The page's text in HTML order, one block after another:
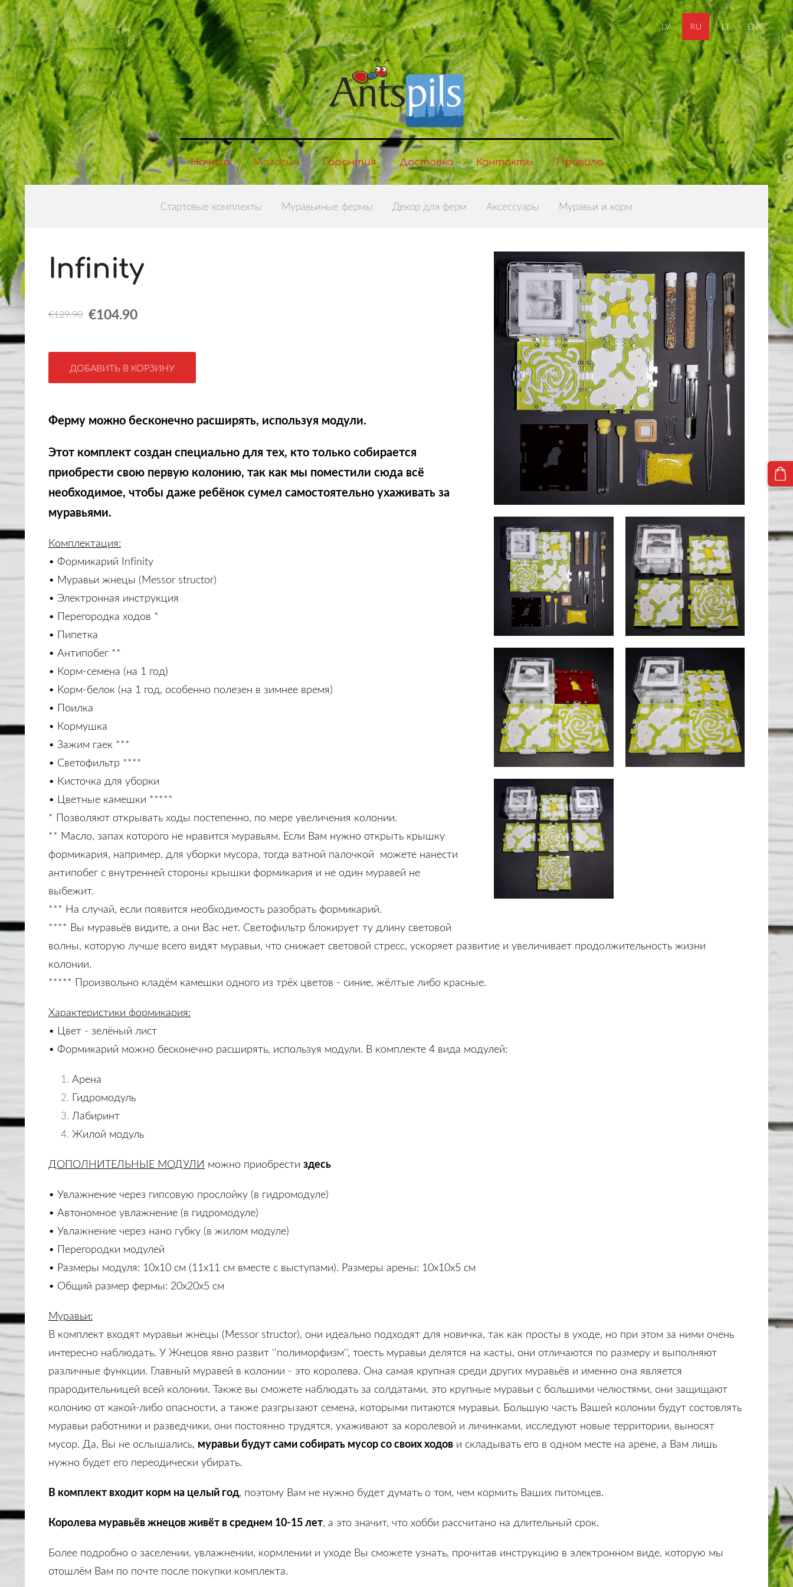
LV RU LT ENG
Начало Магазин Гарантия Доставка Контакты Правила
Стартовые комплекты Муравьиные фермы Декор для ферм Аксесcуары Муравьи и корм
Infinity
€129.90 €104.90
ДОБАВИТЬ В КОРЗИНУ
Ферму можно бесконечно расширять, используя модули.
Этот комплект создан специально для тех, кто только собирается
приобрести свою первую колонию, так как мы поместили сюда всё
необходимое, чтобы даже ребёнок сумел самостоятельно ухаживать за
муравьями.
Комплектация:
• Формикарий Infinity
• Муравьи жнецы (Messor structor)
• Электронная инструкция
• Перегородка ходов *
• Пипетка
• Антипобег **
• Корм-семена (на 1 год)
• Корм-белок (на 1 год, особенно полезен в зимнее время)
• Поилка
• Кормушка
• Зажим гаек ***
• Светофильтр ****
• Кисточка для уборки
• Цветные камешки *****
* Позволяют открывать ходы постепенно, по мере увеличения колонии.
** Масло, запах которого не нравится муравьям. Если Вам нужно открыть крышку
формикария, например, для уборки мусора, тогда ватной палочкой можете нанести
антипобег с внутренней стороны крышки формикария и не один муравей не
выбежит.
*** На случай, если появится необходимость разобрать формикарий.
**** Вы муравьёв видите, а они Вас нет. Светофильтр блокирует ту длину световой
волны, которую лучше всего видят муравьи, что снижает световой стресс, ускоряет развитие и увеличивает продолжительность жизни
колонии.
***** Произвольно кладём камешки одного из трёх цветов - синие, жёлтые либо красные.
Характеристики формикария:
• Цвет - зелёный лист
• Формикарий можно бесконечно расширять, используя модули. В комплекте 4 вида модулей:
Арена
Гидромодуль
Лабиринт
Жилой модуль
ДОПОЛНИТЕЛЬНЫЕ МОДУЛИ можно приобрести здесь
• Увлажнение через гипсовую прослойку (в гидромодуле)
• Автономное увлажнение (в гидромодуле)
• Увлажнение через нано губку (в жилом модуле)
• Перегородки модулей
• Размеры модуля: 10x10 см (11x11 см вместе с выступами). Размеры арены: 10x10x5 см
• Общий размер фермы: 20х20х5 см
Муравьи:
В комплект входят муравьи жнецы (Messor structor), они идеально подходят для новичка, так как просты в уходе, но при этом за ними очень
интересно наблюдать. У Жнецов явно развит ''полиморфизм'', тоесть муравьи делятся на касты, они отличаются по размеру и выполняют
различные функции. Главный муравей в колонии - это королева. Она самая крупная среди других муравьёв и именно она является
прародительницей всей колонии. Также вы сможете наблюдать за солдатами, это крупные муравьи с большими челюстями, они защищают
колонию от какой-либо опасности, а также разгрызают семена, которыми питаются муравьи. Большую часть Вашей колонии будут состовлять
муравьи работники и разведчики, они постоянно трудятся, ухаживают за королевой и личинками, исследуют новые территории, выносят
мусор. Да, Вы не ослышались, муравьи будут сами собирать мусор со своих ходов и складывать его в одном месте на арене, а Вам лишь
нужно будет его переодически убирать.
В комплект входит корм на целый год, поэтому Вам не нужно будет думать о том, чем кормить Ваших питомцев.
Королева муравьёв жнецов живёт в среднем 10-15 лет, а это значит, что хобби рассчитано на длительный срок.
Более подробно о заселении, увлажнении, кормлении и уходе Вы сможете узнать, прочитав инструкцию в электронном виде, которую мы
отошлём Вам по почте после покупки комплекта.